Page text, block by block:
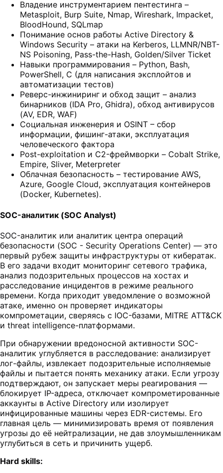
Владение инструментарием пентестинга –
Metasploit, Burp Suite, Nmap, Wireshark, Impacket,
BloodHound, SQLmap
Понимание основ работы Active Directory &
Windows Security – атаки на Kerberos, LLMNR/NBT-
NS Poisoning, Pass-the-Hash, Golden/Silver Ticket
Навыки программирования – Python, Bash,
PowerShell, C (для написания эксплойтов и
автоматизации тестов)
Реверс-инжиниринг и обход защит – анализ
бинарников (IDA Pro, Ghidra), обход антивирусов
(AV, EDR, WAF)
Социальная инженерия и OSINT – сбор
информации, фишинг-атаки, эксплуатация
человеческого фактора
Post-exploitation и C2-фреймворки – Cobalt Strike,
Empire, Sliver, Meterpreter
Облачная безопасность – тестирование AWS,
Azure, Google Cloud, эксплуатация контейнеров
(Docker, Kubernetes).
SOC-аналитик (SOC Analyst)
SOC-аналитик или аналитик центра операций
безопасности (SOC - Security Operations Center) — это
первый рубеж защиты инфраструктуры от кибератак.
В его задачи входит мониторинг сетевого трафика,
анализ подозрительных процессов на хостах и
расследование инцидентов в режиме реального
времени. Когда приходит уведомление о возможной
атаке, именно он проверяет индикаторы
компрометации, сверяясь с IOC-базами, MITRE ATT&CK
и threat intelligence-платформами.
При обнаружении вредоносной активности SOC-
аналитик углубляется в расследование: анализирует
лог-файлы, извлекает подозрительные исполняемые
файлы и пытается понять механику атаки. Если угрозу
подтверждают, он запускает меры реагирования —
блокирует IP-адреса, отключает компрометированные
аккаунты в Active Directory или изолирует
инфицированные машины через EDR-системы. Его
главная цель — минимизировать время от появления
угрозы до её нейтрализации, не дав злоумышленникам
углубиться в сеть и причинить ущерб.
Hard skills: